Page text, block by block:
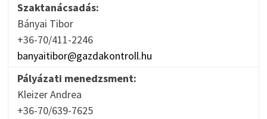
Szaktanácsadás:
Bányai Tibor
+36-70/411-2246
banyaitibor@gazdakontroll.hu
Pályázati menedzsment:
Kleizer Andrea
+36-70/639-7625